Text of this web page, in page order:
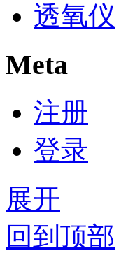
透氧仪
Meta
注册
登录
展开
回到顶部